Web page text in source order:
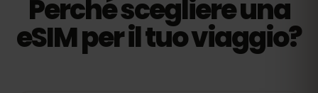
Perché scegliere una
eSIM per il tuo viaggio?